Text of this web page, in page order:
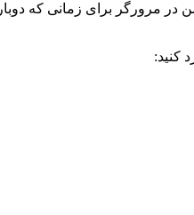
در مرورگر برای زمانی که
کنید: